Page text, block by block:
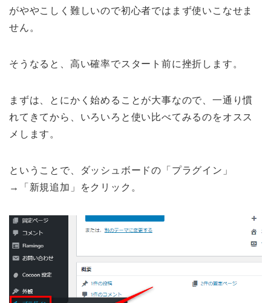
がややこしく難しいので初心者ではまず使いこなせま
せん。
そうなると、高い確率でスタート前に挫折します。
まずは、とにかく始めることが大事なので、一通り慣
れてきてから、いろいろと使い比べてみるのをオスス
メします。
ということで、ダッシュボードの「プラグイン」
→「新規追加」をクリック。